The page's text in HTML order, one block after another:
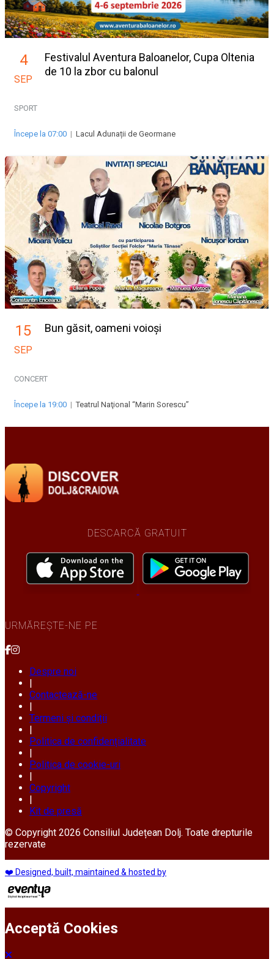
4
SEP
Festivalul Aventura Baloanelor, Cupa Oltenia
de 10 la zbor cu balonul
SPORT
Începe la 07:00 | Lacul Adunații de Geormane
15
SEP
Bun găsit, oameni voioși
CONCERT
Începe la 19:00 |Teatrul Naţional “Marin Sorescu”
DESCARCĂ GRATUIT
URMĂREȘTE-NE PE
Despre noi
|
Contactează-ne
|
Termeni și condiții
|
Politica de confidențialitate
|
Politica de cookie-uri
|
Copyright
|
Kit de presă
© Copyright 2026 Consiliul Județean Dolj. Toate drepturile
rezervate
❤️ Designed, built, maintained & hosted by
Acceptă Cookies